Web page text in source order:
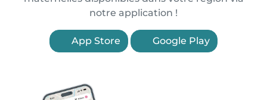
notre application !
App Store Google Play